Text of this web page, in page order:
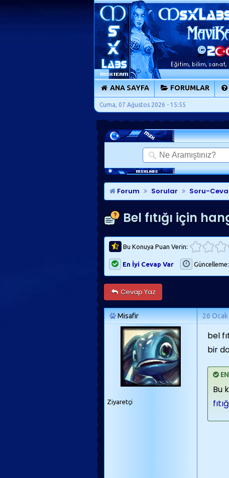
ANA SAYFA FORUMLAR
Cuma, 07 Ağustos 2026 - 15:55
Forum Sorular Soru-
Bel fıtığı için
Bu Konuya Puan Verin:
En İyi Cevap Var Güncelleme:
Cevap Yaz
Misafir 26
Ziyaretçi
bel
bir
Bu